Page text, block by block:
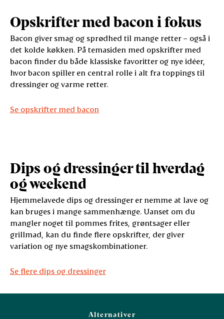
Opskrifter med bacon i fokus
Bacon giver smag og sprødhed til mange retter – også i
det kolde køkken. På temasiden med opskrifter med
bacon finder du både klassiske favoritter og nye idéer,
hvor bacon spiller en central rolle i alt fra toppings til
dressinger og varme retter.
Se opskrifter med bacon
Dips og dressinger til hverdag
og weekend
Hjemmelavede dips og dressinger er nemme at lave og
kan bruges i mange sammenhænge. Uanset om du
mangler noget til pommes frites, grøntsager eller
grillmad, kan du finde flere opskrifter, der giver
variation og nye smagskombinationer.
Se flere dips og dressinger
Alternativer